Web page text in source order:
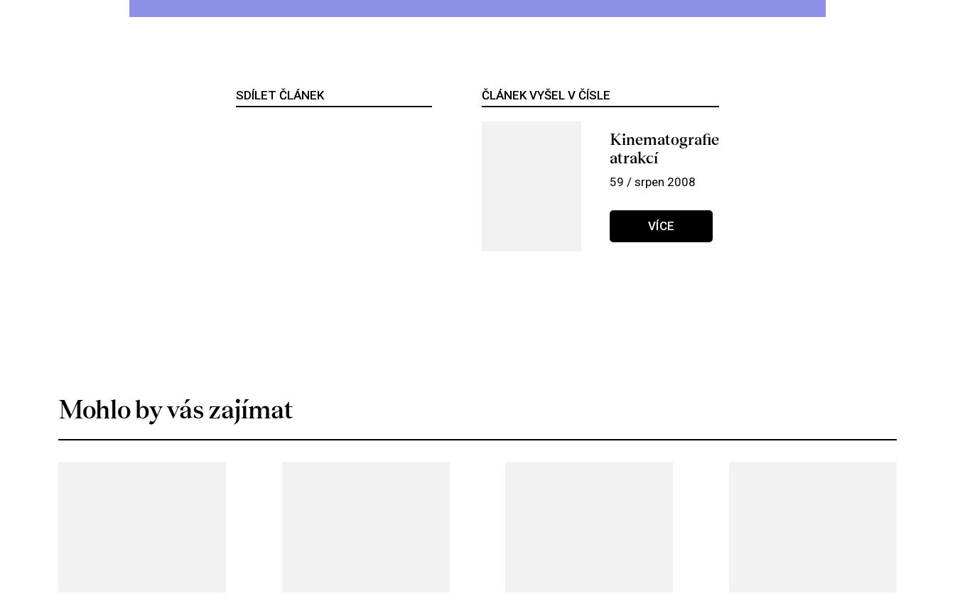
SDÍLET ČLÁNEK ČLÁNEK VYŠEL V ČÍSLE
Kinematografie
atrakcí
59 / srpen 2008
VÍCE
Mohlo by vás zajímat